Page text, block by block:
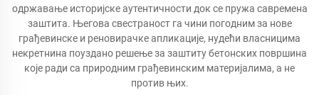
одржавање историјске аутентичности док се пружа савремена
заштита. Његова свестраност га чини погодним за нове
грађевинске и реновирачке апликације, нудећи власницима
некретнина поуздано решење за заштиту бетонских површина
које ради са природним грађевинским материјалима, а не
против њих.